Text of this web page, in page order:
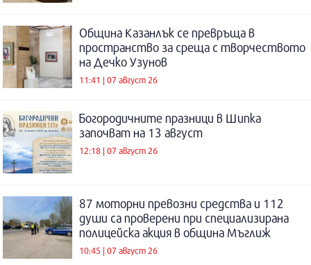
Община Казанлък се превръща в
пространство за среща с творчеството
на Дечко Узунов
11:41 | 07 август 26
Богородичните празници в Шипка
започват на 13 август
12:18 | 07 август 26
87 моторни превозни средства и 112
души са проверени при специализирана
полицейска акция в община Мъглиж
10:45 | 07 август 26